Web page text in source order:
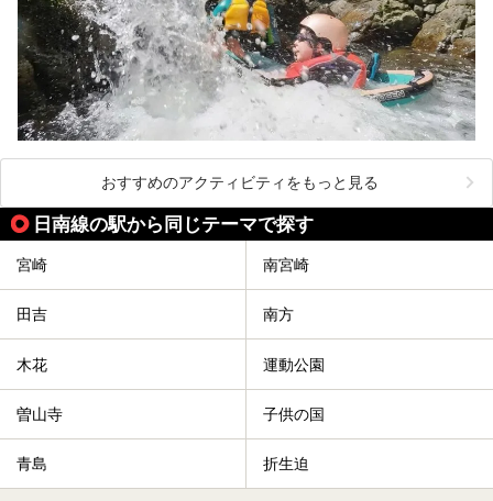
おすすめのアクティビティをもっと見る
日南線の駅から同じテーマで探す
宮崎 南宮崎
田吉 南方
木花 運動公園
曽山寺 子供の国
青島 折生迫